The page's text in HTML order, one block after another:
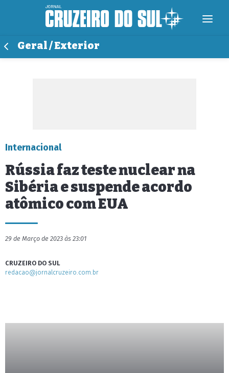
Geral / Exterior
Internacional
Rússia faz teste nuclear na
Sibéria e suspende acordo
atômico com EUA
29 de Março de 2023 às 23:01
CRUZEIRO DO SUL
redacao@jornalcruzeiro.com.br